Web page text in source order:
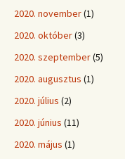
2020. november(1)
2020. október(3)
2020. szeptember(5)
2020. augusztus (1)
2020. július (2)
2020. június (11)
2020. május (1)